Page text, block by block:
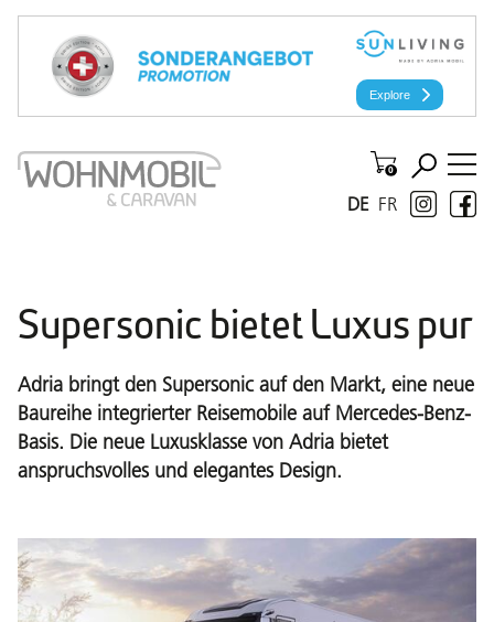
FR
DE
Supersonic bietet Luxus pur
Adria bringt den Supersonic auf den Markt, eine neue
Baureihe integrierter Reisemobile auf Mercedes-Benz-
Basis. Die neue Luxusklasse von Adria bietet
anspruchsvolles und elegantes Design.